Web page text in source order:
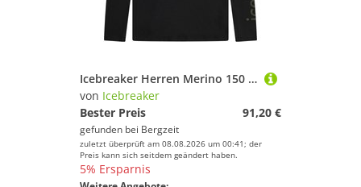
Icebreaker Herren Merino 150 Tech Lite IB Vertical Longsleeve
von Icebreaker
Bester Preis
91,20 €
gefunden bei Bergzeit
zuletzt überprüft am 08.08.2026 um 00:41; der
Preis kann sich seitdem geändert haben.
5% Ersparnis